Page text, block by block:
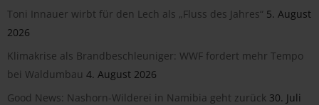
Toni Innauer wirbt für den Lech als „Fluss des Jahres“ 5. August
2026
Klimakrise als Brandbeschleuniger: WWF fordert mehr Tempo
bei Waldumbau 4. August 2026
Good News: Nashorn-Wilderei in Namibia geht zurück 30. Juli